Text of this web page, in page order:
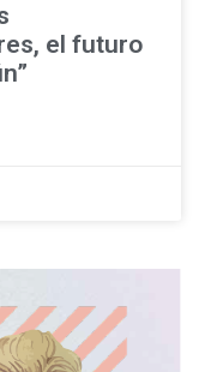
el futuro